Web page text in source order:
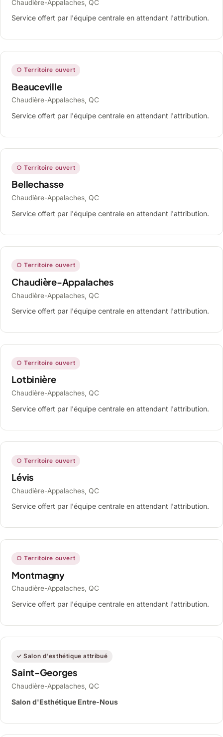
Chaudière-Appalaches, QC
Service offert par l'équipe centrale en attendant l'attribution.
○ Territoire ouvert
Beauceville
Chaudière-Appalaches, QC
Service offert par l'équipe centrale en attendant l'attribution.
○ Territoire ouvert
Bellechasse
Chaudière-Appalaches, QC
Service offert par l'équipe centrale en attendant l'attribution.
○ Territoire ouvert
Chaudière-Appalaches
Chaudière-Appalaches, QC
Service offert par l'équipe centrale en attendant l'attribution.
○ Territoire ouvert
Lotbinière
Chaudière-Appalaches, QC
Service offert par l'équipe centrale en attendant l'attribution.
○ Territoire ouvert
Lévis
Chaudière-Appalaches, QC
Service offert par l'équipe centrale en attendant l'attribution.
○ Territoire ouvert
Montmagny
Chaudière-Appalaches, QC
Service offert par l'équipe centrale en attendant l'attribution.
✓ Salon d'esthétique attribué
Saint-Georges
Chaudière-Appalaches, QC
Salon d'Esthétique Entre-Nous